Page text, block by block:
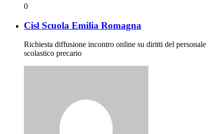
0
Cisl Scuola Emilia Romagna
Richiesta diffusione incontro online su diritti del personale
scolastico precario